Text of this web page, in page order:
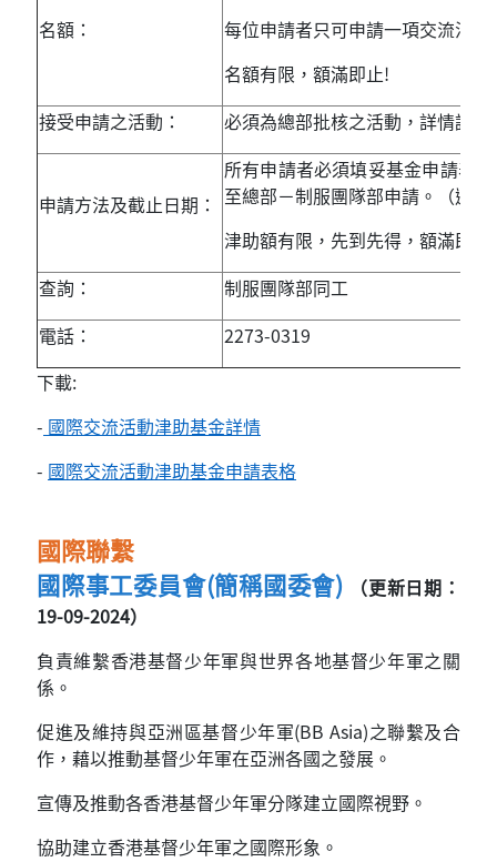
名額：
每位申請者只可申請一項交流活動
名額有限，額滿即止!
接受申請之活動：
必須為總部批核之活動，詳情請
申請方法及截止日期：
所有申請者必須填妥基金申請表
至總部－制服團隊部申請。（過
津助額有限，先到先得，額滿即止
查詢：
制服團隊部同工
電話：
2273-0319
下載:
- 國際交流活動津助基金詳情
- 國際交流活動津助基金申請表格
國際聯繫
國際事工委員會(簡稱國委會)
（更新日期：
19-09-2024）
負責維繫香港基督少年軍與世界各地基督少年軍之關
係。
促進及維持與亞洲區基督少年軍(BB Asia)之聯繫及合
作，藉以推動基督少年軍在亞洲各國之發展。
宣傳及推動各香港基督少年軍分隊建立國際視野。
協助建立香港基督少年軍之國際形象。